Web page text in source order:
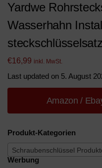
Yardwe
Wasserhahn
€16,99 inkl. MwSt.
Last updated on 5. August
Amazon /
Produkt-Kategorien
Schraubenschlüssel
Werbung